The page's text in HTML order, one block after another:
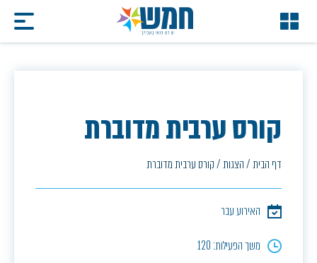
קורס ערבית מדוברת
דף הבית/הצגות/קורס ערבית מדוברת
האירוע עבר
משך הפעילות: 120